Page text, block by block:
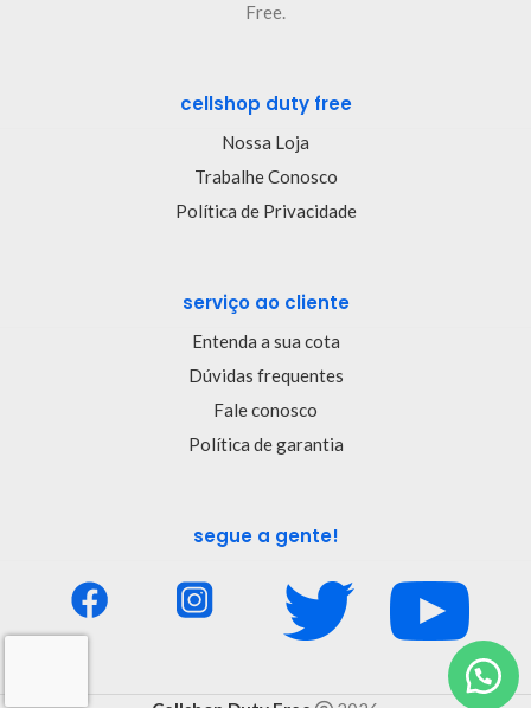
Free.
cellshop duty free
Nossa Loja
Trabalhe Conosco
Política de Privacidade
serviço ao cliente
Entenda a sua cota
Dúvidas frequentes
Fale conosco
Política de garantia
segue a gente!